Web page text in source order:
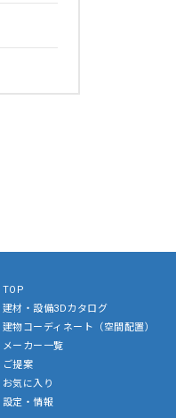
TOP
建材・設備3Dカタログ
建物コーディネート（空間配置）
メーカー一覧
ご提案
お気に入り
設定・情報